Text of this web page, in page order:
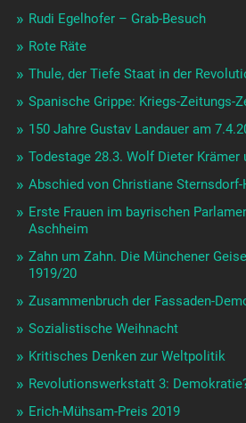
Rudi Egelhofer – Grab-Besuch
Rote Räte
Thule, der Tiefe Staat in der
Spanische Grippe: Kriegs-Zeitungs-
150 Jahre Gustav Landauer am
Todestage 28.3. Wolf Dieter Krämer
Abschied von Christiane
Erste Frauen im bayrischen
Aschheim
Zahn um Zahn. Die Münchener
1919/20
Zusammenbruch der Fassaden-
Sozialistische Weihnacht
Kritisches Denken zur Weltpolitik
Revolutionswerkstatt 3:
Erich-Mühsam-Preis 2019